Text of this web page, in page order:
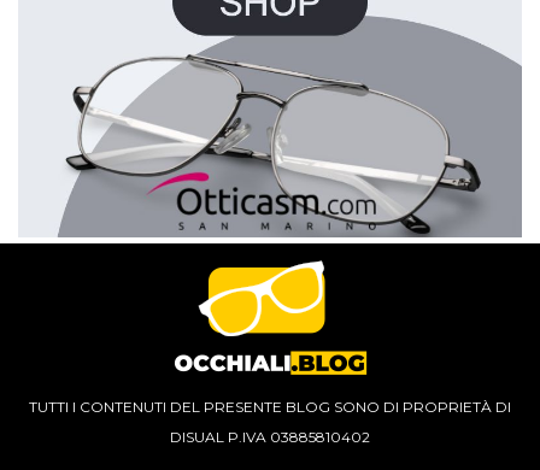
TUTTI I CONTENUTI DEL PRESENTE BLOG SONO DI PROPRIETÀ DI
DISUAL P.IVA 03885810402